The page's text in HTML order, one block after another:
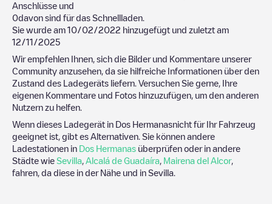
Anschlüsse und
0davon sind für das Schnellladen.
Sie wurde am 10/02/2022 hinzugefügt und zuletzt am
12/11/2025
Wir empfehlen Ihnen, sich die Bilder und Kommentare unserer
Community anzusehen, da sie hilfreiche Informationen über den
Zustand des Ladegeräts liefern. Versuchen Sie gerne, Ihre
eigenen Kommentare und Fotos hinzuzufügen, um den anderen
Nutzern zu helfen.
Wenn dieses Ladegerät in Dos Hermanasnicht für Ihr Fahrzeug
geeignet ist, gibt es Alternativen. Sie können andere
Ladestationen in Dos Hermanas überprüfen oder in andere
Städte wie Sevilla Alcalá de Guadaíra Mairena del Alcor,
fahren, da diese in der Nähe und in Sevilla